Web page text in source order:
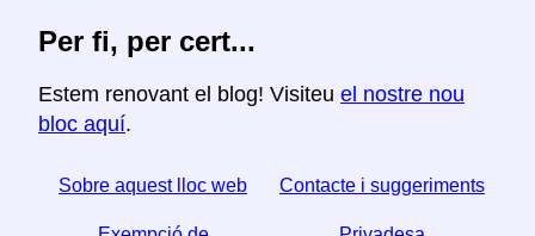
Per fi, per cert...
Estem renovant el blog! Visiteu el nostre nou
bloc aquí.
Sobre aquest lloc web Contacte i suggeriments